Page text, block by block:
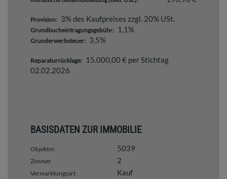
Provision: 3% des Kaufpreises zzgl. 20% USt.
Grundbucheintragungsgebühr: 1,1%
Grunderwerbsteuer: 3,5%
Reparaturrücklage: 15.000,00 € per Stichtag
02.02.2026
BASISDATEN ZUR IMMOBILIE
Objektnr. 5039
Zimmer 2
Vermarktungsart Kauf